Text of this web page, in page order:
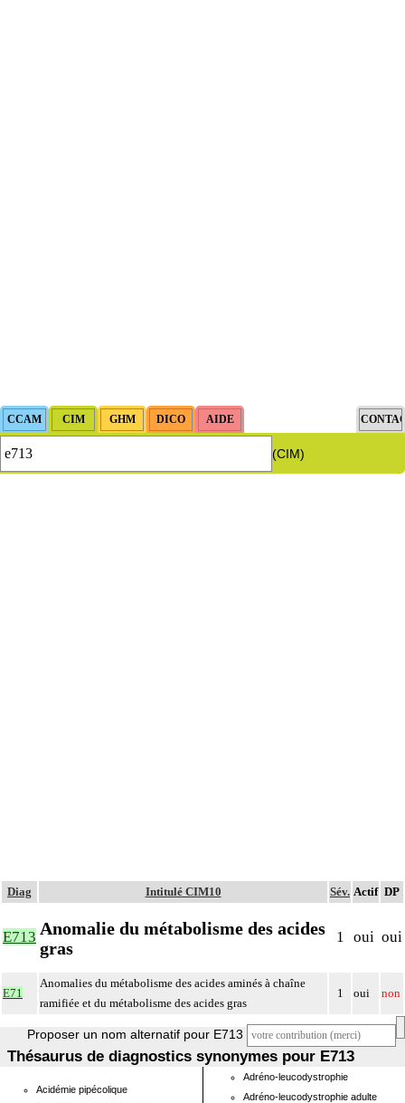
(CIM)
Diag Intitulé CIM10 Sév. Actif DP
E713 Anomalie du métabolisme des acides
gras
1 oui oui
E71
Anomalies du métabolisme des acides aminés à chaîne
ramifiée et du métabolisme des acides gras
1 oui non
Proposer un nom alternatif pour E713
Thésaurus de diagnostics synonymes pour E713
Acidémie pipécolique
Adréno-leucodystrophie
Adréno-leucodystrophie adulte